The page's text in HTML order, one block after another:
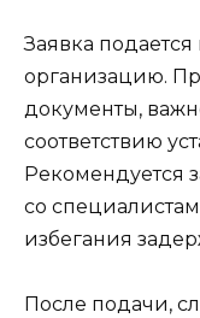
Заявка
организацию.
документы,
соответствию
Рекомендуется
со
избегания
После подачи,